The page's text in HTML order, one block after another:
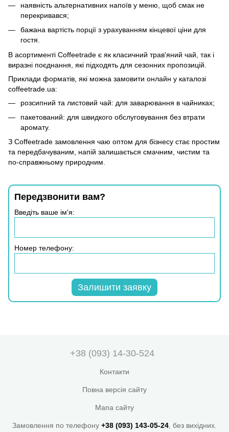
наявність альтернативних напоїв у меню, щоб смак не
перекривався;
бажана вартість порції з урахуванням кінцевої ціни для
гостя.
В асортименті Coffeetrade є як класичний трав'яний чай, так і
виразні поєднання, які підходять для сезонних пропозицій.
Приклади форматів, які можна замовити онлайн у каталозі
coffeetrade.ua:
розсипний та листовий чай: для заварювання в чайниках;
пакетований: для швидкого обслуговування без втрати
аромату.
З Coffeetrade замовлення чаю оптом для бізнесу стає простим
та передбачуваним, напій залишається смачним, чистим та
по-справжньому природним.
Передзвонити вам?
Введіть ваше ім'я:
Номер телефону:
Залишити заявку
+38 (093) 14-30-524
Контакти
Повна версія сайту
Мапа сайту
Замовлення по телефону +38 (093) 143-05-24, без вихідних.